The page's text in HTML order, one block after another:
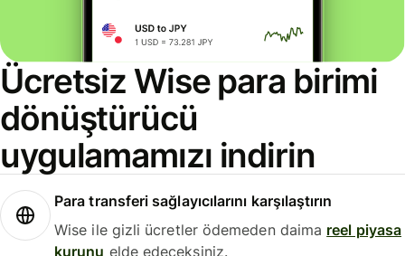
Ücretsiz Wise para birimi
dönüştürücü
uygulamamızı indirin
Para transferi sağlayıcılarını karşılaştırın
Wise ile gizli ücretler ödemeden daima reel piyasa
kurunu elde edeceksiniz.